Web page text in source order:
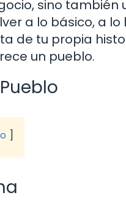
sino también
a lo básico, a
de tu propia
un pueblo.